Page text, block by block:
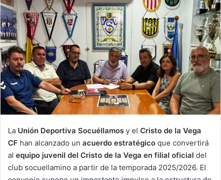
La Unión Deportiva Socuéllamos y el Cristo de la Vega
CF han alcanzado un acuerdo estratégico que convertirá
al equipo juvenil del Cristo de la Vega en filial oficial del
club socuellamino a partir de la temporada 2025/2026. El